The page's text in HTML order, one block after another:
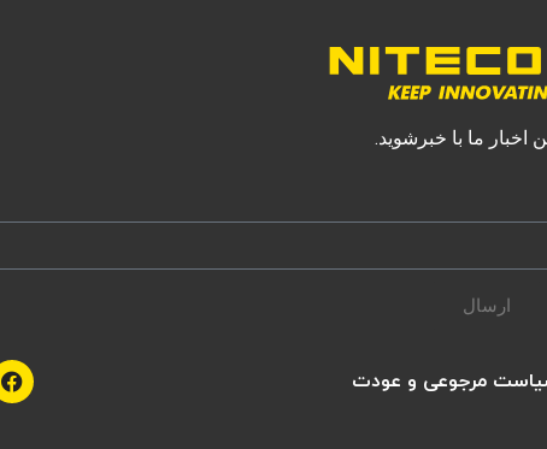
اخبار ما با خبرشوید.
ارسال
مرجوعی و عودت